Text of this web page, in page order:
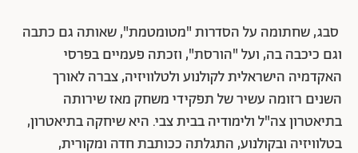
סבג, שחתומה על הסדרות "מטומטמת", שאותה גם כתבה
וגם כיכבה בה, ועל "הורסת", וזכתה פעמיים בפרסי
האקדמיה הישראלית לקולנוע ולטלוויזיה, צברה לאורך
השנים רזומה עשיר של תפקידי משחק מאז שירותה
בתיאטרון צה"ל ולימודיה בבית צבי. היא שיחקה בתיאטרון,
בטלוויזיה ובקולנוע, התגלתה ככותבת חדה ומקורית,